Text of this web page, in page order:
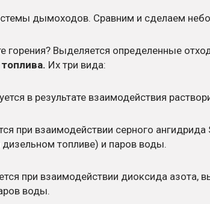
дымоходов. Сравним и сделаем
горения? Выделяется определенные
Их три вида:
в результате взаимодействия
при взаимодействии серного
топливе) и паров воды.
при взаимодействии диоксида азота,
воды.